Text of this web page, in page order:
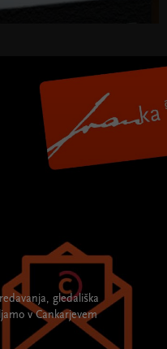
gledališka
v Cankarjevem